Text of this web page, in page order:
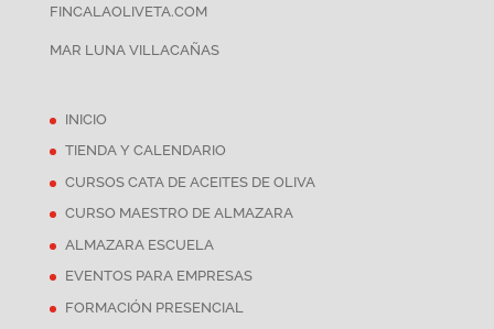
FINCALAOLIVETA.COM
MAR LUNA VILLACAÑAS
INICIO
TIENDA Y CALENDARIO
CURSOS CATA DE ACEITES DE OLIVA
CURSO MAESTRO DE ALMAZARA
ALMAZARA ESCUELA
EVENTOS PARA EMPRESAS
FORMACIÓN PRESENCIAL